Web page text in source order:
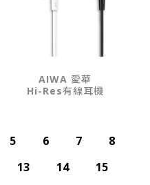
AIWA 愛華
Hi-Res有線耳機
5 6 7
8
13 14
15